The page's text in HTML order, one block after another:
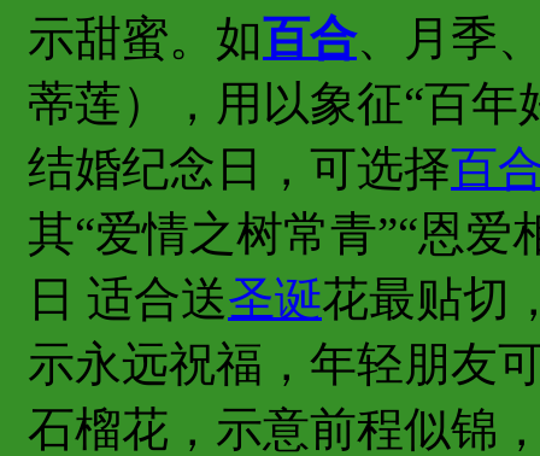
示甜蜜。如百合、月季
蒂莲），用以象征“百年
结婚纪念日，可选择百
其“爱情之树常青”“恩爱
日 适合送圣诞花最贴切
示永远祝福，年轻朋友
石榴花，示意前程似锦